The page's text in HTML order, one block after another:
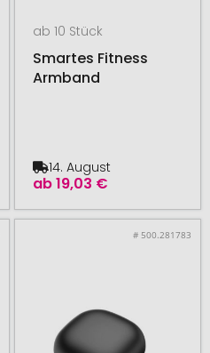
ab 10 Stück
Smartes Fitness
Armband
ab19,03 €
14. August
# 500.281783